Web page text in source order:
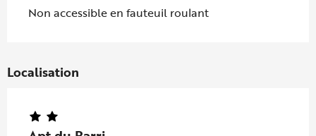
Non accessible en fauteuil roulant
Localisation